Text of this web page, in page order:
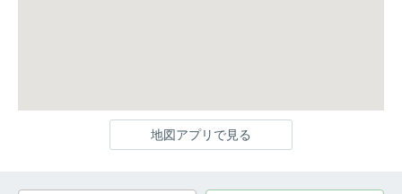
地図アプリで見る